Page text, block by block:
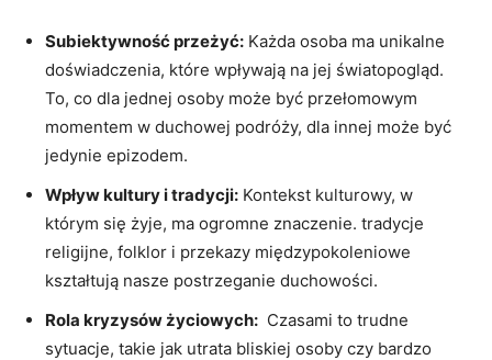
Subiektywność ⁢przeżyć: Każda osoba⁣ ma unikalne⁢
doświadczenia, które wpływają na jej światopogląd.
To, co dla jednej osoby może ‌być przełomowym⁣
momentem‌ w duchowej podróży, dla innej może być
jedynie epizodem.
Wpływ‌ kultury‍ i tradycji: Kontekst kulturowy, w
którym się żyje, ma ogromne znaczenie. ⁤tradycje
religijne, folklor i przekazy międzypokoleniowe
kształtują nasze ‌postrzeganie duchowości.
Rola kryzysów życiowych: ‍ Czasami to trudne
sytuacje, ‍takie jak utrata bliskiej osoby‍ czy bardzo‍